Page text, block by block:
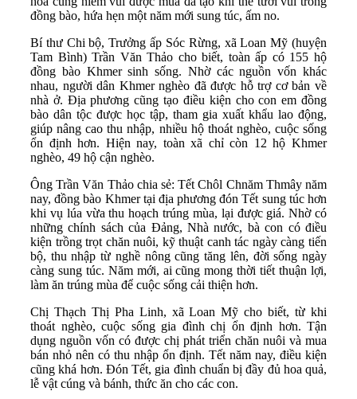
đồng bào, hứa hẹn một năm mới sung túc, ấm no.
Bí thư Chi bộ, Trưởng ấp Sóc Rừng, xã Loan Mỹ (huyện
Tam Bình) Trần Văn Thảo cho biết, toàn ấp có 155 hộ
đồng bào Khmer sinh sống. Nhờ các nguồn vốn khác
nhau, người dân Khmer nghèo đã được hỗ trợ cơ bản về
nhà ở. Địa phương cũng tạo điều kiện cho con em đồng
bào dân tộc được học tập, tham gia xuất khẩu lao động,
giúp nâng cao thu nhập, nhiều hộ thoát nghèo, cuộc sống
ổn định hơn. Hiện nay, toàn xã chỉ còn 12 hộ Khmer
nghèo, 49 hộ cận nghèo.
Ông Trần Văn Thảo chia sẻ: Tết Chôl Chnăm Thmây năm
nay, đồng bào Khmer tại địa phương đón Tết sung túc hơn
khi vụ lúa vừa thu hoạch trúng mùa, lại được giá. Nhờ có
những chính sách của Đảng, Nhà nước, bà con có điều
kiện trồng trọt chăn nuôi, kỹ thuật canh tác ngày càng tiến
bộ, thu nhập từ nghề nông cũng tăng lên, đời sống ngày
càng sung túc. Năm mới, ai cũng mong thời tiết thuận lợi,
làm ăn trúng mùa để cuộc sống cải thiện hơn.
Chị Thạch Thị Pha Linh, xã Loan Mỹ cho biết, từ khi
thoát nghèo, cuộc sống gia đình chị ổn định hơn. Tận
dụng nguồn vốn có được chị phát triển chăn nuôi và mua
bán nhỏ nên có thu nhập ổn định. Tết năm nay, điều kiện
cũng khá hơn. Đón Tết, gia đình chuẩn bị đầy đủ hoa quả,
lễ vật cúng và bánh, thức ăn cho các con.